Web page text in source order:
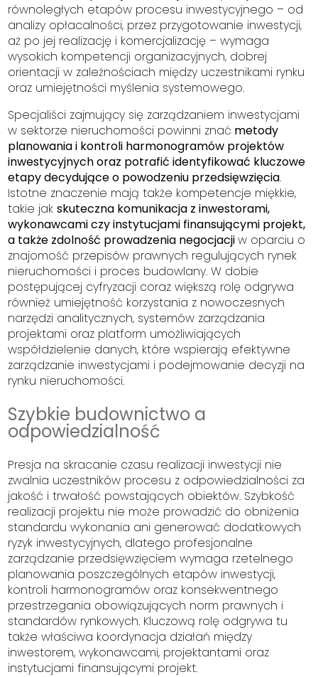
równoległych etapów procesu inwestycyjnego – od
analizy opłacalności, przez przygotowanie inwestycji,
aż po jej realizację i komercjalizację – wymaga
wysokich kompetencji organizacyjnych, dobrej
orientacji w zależnościach między uczestnikami rynku
oraz umiejętności myślenia systemowego.
Specjaliści zajmujący się zarządzaniem inwestycjami
w sektorze nieruchomości powinni znać metody
planowania i kontroli harmonogramów projektów
inwestycyjnych oraz potrafić identyfikować kluczowe
etapy decydujące o powodzeniu przedsięwzięcia.
Istotne znaczenie mają także kompetencje miękkie,
takie jakskuteczna komunikacja z inwestorami,
wykonawcami czy instytucjami finansującymi projekt,
a także zdolność prowadzenia negocjacjiw oparciu o
znajomość przepisów prawnych regulujących rynek
nieruchomości i proces budowlany. W dobie
postępującej cyfryzacji coraz większą rolę odgrywa
również umiejętność korzystania z nowoczesnych
narzędzi analitycznych, systemów zarządzania
projektami oraz platform umożliwiających
współdzielenie danych, które wspierają efektywne
zarządzanie inwestycjami i podejmowanie decyzji na
rynku nieruchomości.
Szybkie budownictwo a
odpowiedzialność
Presja na skracanie czasu realizacji inwestycji nie
zwalnia uczestników procesu z odpowiedzialności za
jakość i trwałość powstających obiektów. Szybkość
realizacji projektu nie może prowadzić do obniżenia
standardu wykonania ani generować dodatkowych
ryzyk inwestycyjnych, dlatego profesjonalne
zarządzanie przedsięwzięciem wymaga rzetelnego
planowania poszczególnych etapów inwestycji,
kontroli harmonogramów oraz konsekwentnego
przestrzegania obowiązujących norm prawnych i
standardów rynkowych. Kluczową rolę odgrywa tu
także właściwa koordynacja działań między
inwestorem, wykonawcami, projektantami oraz
instytucjami finansującymi projekt.